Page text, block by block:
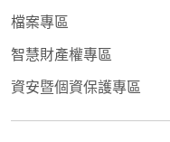
檔案專區
智慧財產權專區
資安暨個資保護專區